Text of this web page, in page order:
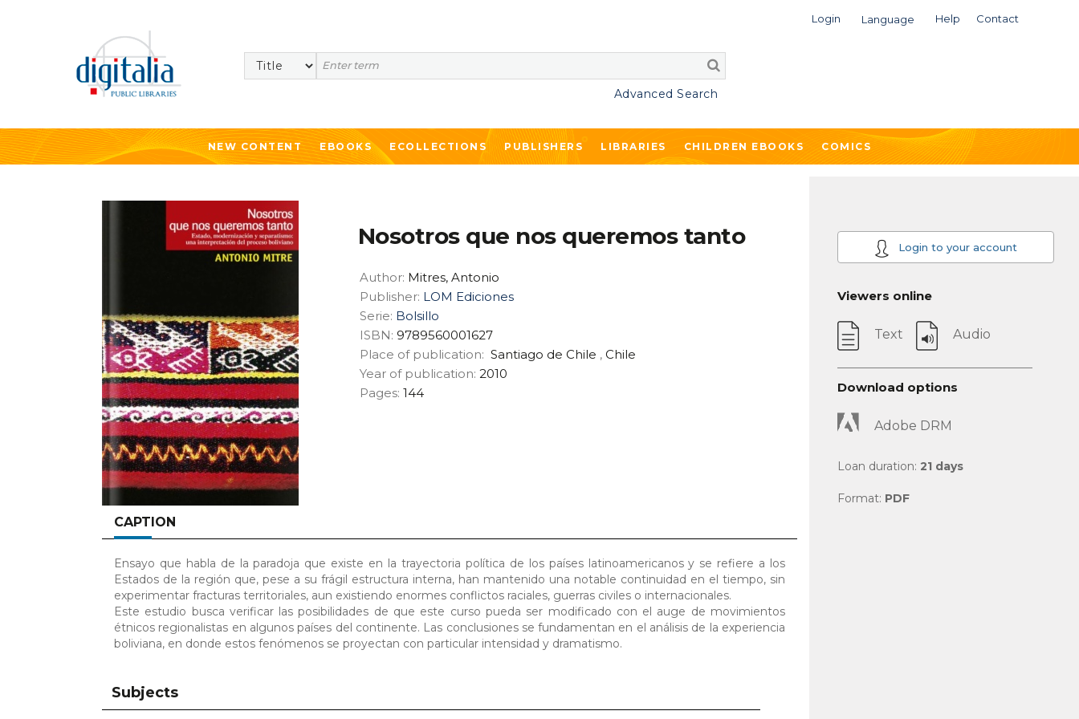
Login Language Help Contact
Search
Advanced Search
NEW CONTENT EBOOKS ECOLLECTIONS PUBLISHERS LIBRARIES CHILDREN EBOOKS COMICS
Nosotros que nos queremos tanto
Author: Mitres, Antonio
Publisher: LOM Ediciones
Serie: Bolsillo
ISBN: 9789560001627
Place of publication: Santiago de Chile , Chile
Year of publication: 2010
Pages: 144
CAPTION
Ensayo que habla de la paradoja que existe en la trayectoria política de los países latinoamericanos y se refiere a los
Estados de la región que, pese a su frágil estructura interna, han mantenido una notable continuidad en el tiempo, sin
experimentar fracturas territoriales, aun existiendo enormes conflictos raciales, guerras civiles o internacionales.
Este estudio busca verificar las posibilidades de que este curso pueda ser modificado con el auge de movimientos
étnicos regionalistas en algunos países del continente. Las conclusiones se fundamentan en el análisis de la experiencia
boliviana, en donde estos fenómenos se proyectan con particular intensidad y dramatismo.
Subjects
Login to your account
Viewers online
Text Audio
Download options
Adobe DRM
Loan duration: 21 days
Format: PDF